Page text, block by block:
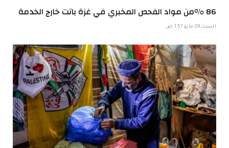
86 %من مواد الفحص المخبري في غزة باتت خارج الخدمة
السبت 09 مايو 1:57 ص